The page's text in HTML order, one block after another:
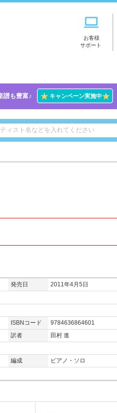
お客様
サポート
譜も豊富♪ ★キャンペーン実施中★
発売日
2011年4月5日
ISBNコード
9784636864601
訳者
田村 進
編成
ピアノ・ソロ